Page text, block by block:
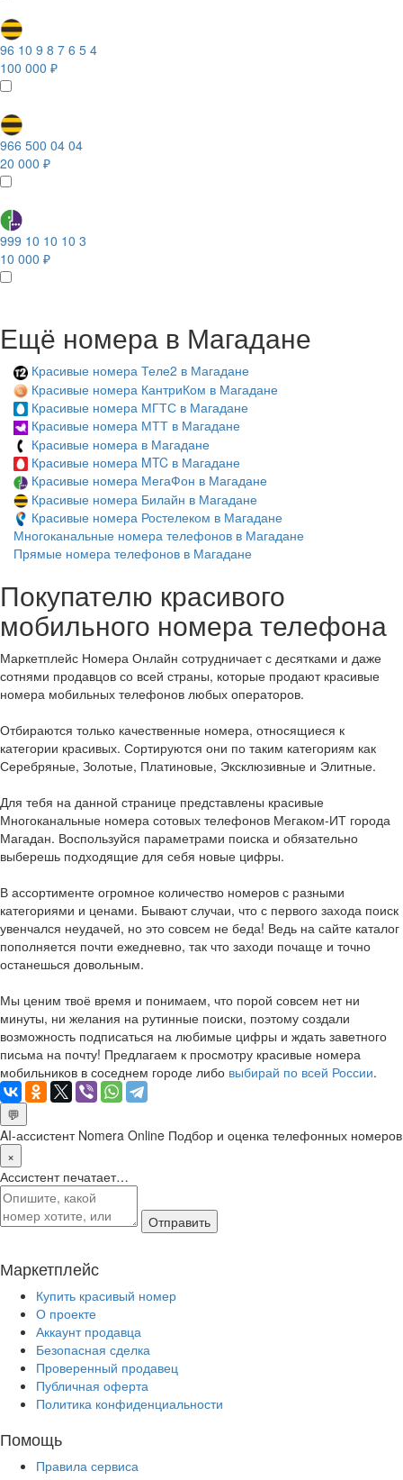
96 10 9 8 7 6 5 4
100 000 ₽
966 500 04 04
20 000 ₽
999 10 10 10 3
10 000 ₽
Ещё номера в Магадане
Красивые номера Теле2 в Магадане
Красивые номера КантриКом в Магадане
Красивые номера МГТС в Магадане
Красивые номера МТТ в Магадане
Красивые номера в Магадане
Красивые номера MTC в Магадане
Красивые номера МегаФон в Магадане
Красивые номера Билайн в Магадане
Красивые номера Ростелеком в Магадане
Многоканальные номера телефонов в Магадане
Прямые номера телефонов в Магадане
Покупателю красивого
мобильного номера телефона
Маркетплейс Номера Онлайн сотрудничает с десятками и даже
сотнями продавцов со всей страны, которые продают красивые
номера мобильных телефонов любых операторов.
Отбираются только качественные номера, относящиеся к
категории красивых. Сортируются они по таким категориям как
Серебряные, Золотые, Платиновые, Эксклюзивные и Элитные.
Для тебя на данной странице представлены красивые
Многоканальные номера сотовых телефонов Мегаком-ИТ города
Магадан. Воспользуйся параметрами поиска и обязательно
выберешь подходящие для себя новые цифры.
В ассортименте огромное количество номеров с разными
категориями и ценами. Бывают случаи, что с первого захода поиск
увенчался неудачей, но это совсем не беда! Ведь на сайте каталог
пополняется почти ежедневно, так что заходи почаще и точно
останешься довольным.
Мы ценим твоё время и понимаем, что порой совсем нет ни
минуты, ни желания на рутинные поиски, поэтому создали
возможность подписаться на любимые цифры и ждать заветного
письма на почту! Предлагаем к просмотру красивые номера
мобильников в соседнем городе либо выбирай по всей России.
💬
AI-ассистент Nomera Online Подбор и оценка телефонных номеров
×
Ассистент печатает…
Отправить
Маркетплейс
Купить красивый номер
О проекте
Аккаунт продавца
Безопасная сделка
Проверенный продавец
Публичная оферта
Политика конфиденциальности
Помощь
Правила сервиса